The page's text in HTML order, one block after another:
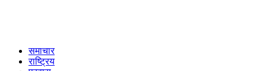
समाचार
राष्ट्रिय